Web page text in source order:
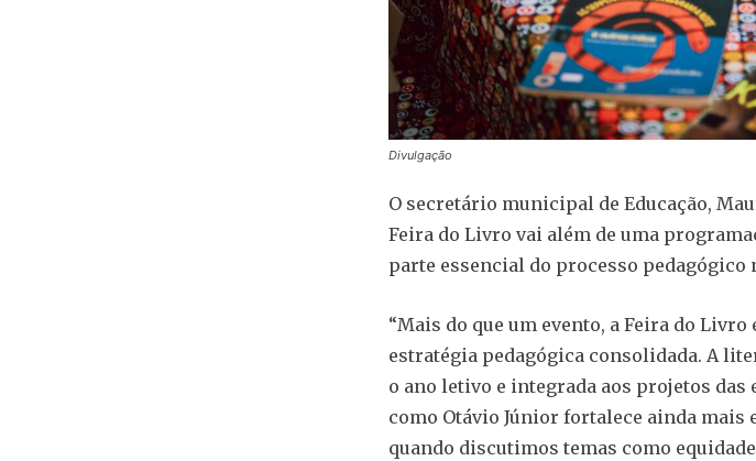
Divulgação
O secretário municipal de Educação,
Feira do Livro vai além de uma
parte essencial do processo pedagógico
“Mais do que um evento, a Feira do
estratégia pedagógica consolidada. A
o ano letivo e integrada aos projetos das
como Otávio Júnior fortalece ainda
quando discutimos temas como